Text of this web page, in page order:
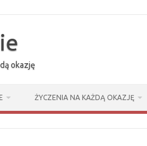
okazję
ŻYCZENIA NA KAŻDĄ OKAZJĘ